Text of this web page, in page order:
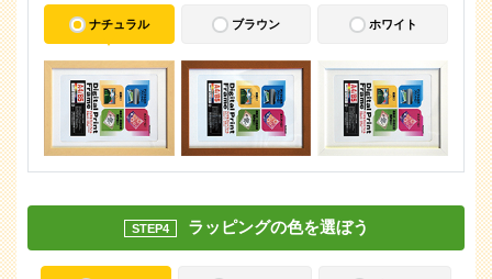
ナチュラル ブラウン ホワイト
STEP4 ラッピングの色を選ぼう